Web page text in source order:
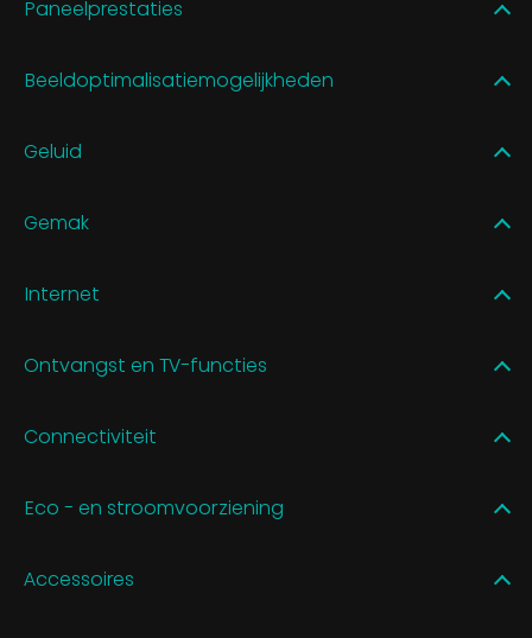
Paneelprestaties
Beeldoptimalisatiemogelijkheden
Geluid
Gemak
Internet
Ontvangst en TV-functies
Connectiviteit
Eco - en stroomvoorziening
Accessoires